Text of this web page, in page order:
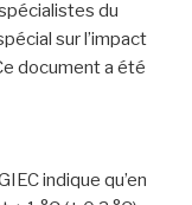
du
sur l’impact
document a été
indique qu’en